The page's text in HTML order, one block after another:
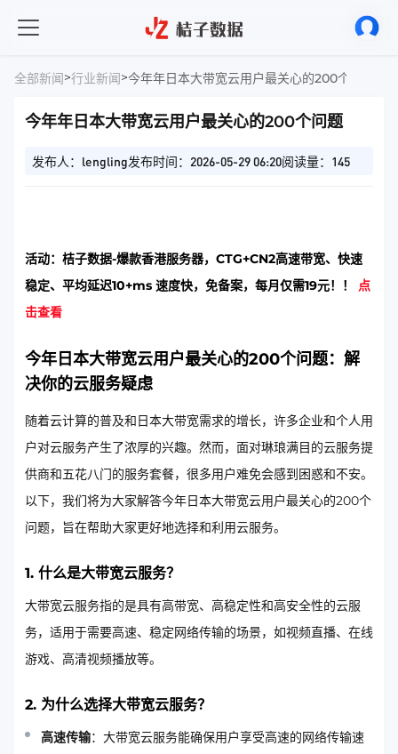
全部新闻>行业新闻>今年年日本大带宽云用户最关心的200个问题
今年年日本大带宽云用户最关心的200个问题
发布人：lengling发布时间：2026-05-29 06:20阅读量：145
活动：桔子数据-爆款香港服务器，CTG+CN2高速带宽、快速
稳定、平均延迟10+ms 速度快，免备案，每月仅需19元！！ 点
击查看
今年日本大带宽云用户最关心的200个问题：解
决你的云服务疑虑
随着云计算的普及和日本大带宽需求的增长，许多企业和个人用
户对云服务产生了浓厚的兴趣。然而，面对琳琅满目的云服务提
供商和五花八门的服务套餐，很多用户难免会感到困惑和不安。
以下，我们将为大家解答今年日本大带宽云用户最关心的200个
问题，旨在帮助大家更好地选择和利用云服务。
1. 什么是大带宽云服务？
大带宽云服务指的是具有高带宽、高稳定性和高安全性的云服
务，适用于需要高速、稳定网络传输的场景，如视频直播、在线
游戏、高清视频播放等。
2. 为什么选择大带宽云服务？
高速传输：大带宽云服务能确保用户享受高速的网络传输速